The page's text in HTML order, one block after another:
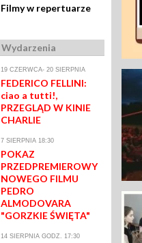
Filmy w repertuarze
Wydarzenia
19 CZERWCA- 20 SIERPNIA
FEDERICO FELLINI:
ciao a tutti!,
PRZEGLĄD W KINIE
CHARLIE
7 SIERPNIA 18:30
POKAZ
PRZEDPREMIEROWY
NOWEGO FILMU
PEDRO
ALMODOVARA
"GORZKIE ŚWIĘTA"
14 SIERPNIA GODZ. 17:30